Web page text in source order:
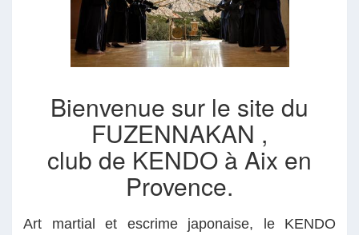
Bienvenue sur le site du
FUZENNAKAN ,
club de KENDO à Aix en
Provence.
Art martial et escrime japonaise, le KENDO